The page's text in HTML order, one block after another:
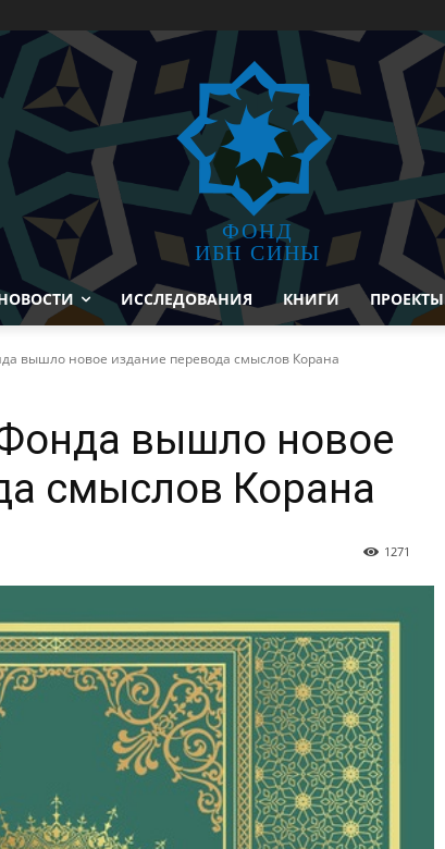
ФОНД
ИБН СИНЫ
ИССЛЕДОВАНИЯ КНИГИ ПРОЕКТЫ
вышло новое издание перевода смыслов Корана
вышло новое
смыслов Корана
1271